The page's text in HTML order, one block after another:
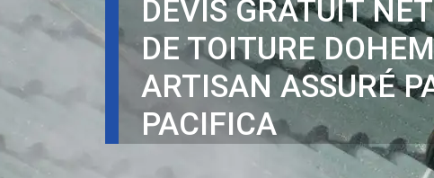
DEVIS GRATUIT
DE TOITURE
ARTISAN ASSURÉ
PACIFICA